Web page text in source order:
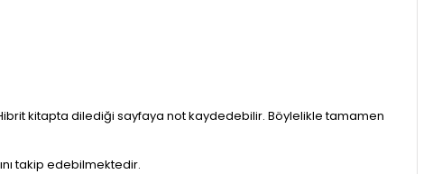
kitapta dilediği sayfaya not kaydedebilir. Böylelikle tamamen
takip edebilmektedir.